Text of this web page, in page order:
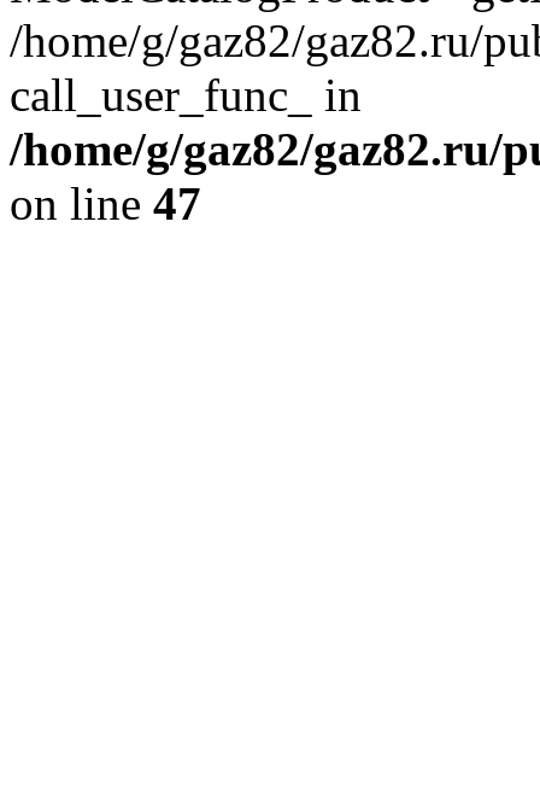
/home/g/gaz82/gaz82.ru/
call_user_func_ in
/home/g/gaz82/
on line 47